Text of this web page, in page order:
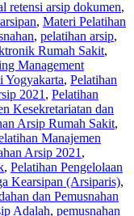
retensi arsip dokumen,
, Materi Pelatihan
, pelatihan arsip,
Rumah Sakit,
Management
Yogyakarta, Pelatihan
2021 , Pelatihan
Kesekretariatan dan
Arsip Rumah Sakit,
Manajemen
Arsip 2021 ,
, Pelatihan Pengelolaan
Kearsipan (Arsiparis),
dan Pemusnahan
Adalah, pemusnahan